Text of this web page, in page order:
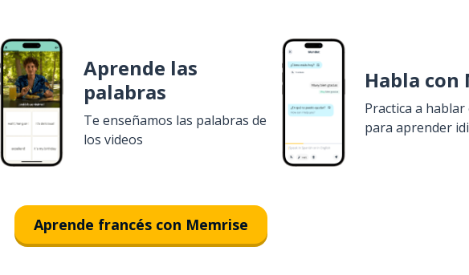
Aprende las
palabras
Te enseñamos las palabras de
los videos
Habla con
Practica a
para aprender
Aprende francés con Memrise